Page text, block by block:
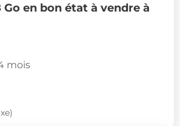
Go en bon état à vendre à
mois